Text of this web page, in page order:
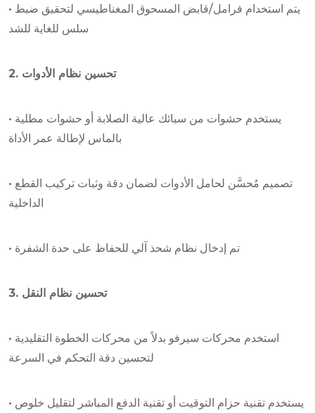
• يتم استخدام فرامل/قابض المسحوق المغناطيسي لتحقيق ضبط
سلس للغاية للشد
2. تحسين نظام الأدوات
• يستخدم حشوات من سبائك عالية الصلابة أو حشوات مطلية
بالماس لإطالة عمر الأداة
• تصميم مُحسَّن لحامل الأدوات لضمان دقة وثبات تركيب القطع
الداخلية
• تم إدخال نظام شحذ آلي للحفاظ على حدة الشفرة
3. تحسين نظام النقل
• استخدم محركات سيرفو بدلاً من محركات الخطوة التقليدية
لتحسين دقة التحكم في السرعة
• يستخدم تقنية حزام التوقيت أو تقنية الدفع المباشر لتقليل خلوص